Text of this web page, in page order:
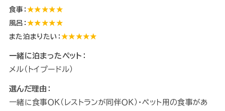
食事：★★★★★
風呂：★★★★★
また泊まりたい： ★★★★★
一緒に泊まったペット：
メル（トイプードル）
選んだ理由：
一緒に食事ＯＫ（レストランが同伴ＯＫ）・ペット用の食事があ